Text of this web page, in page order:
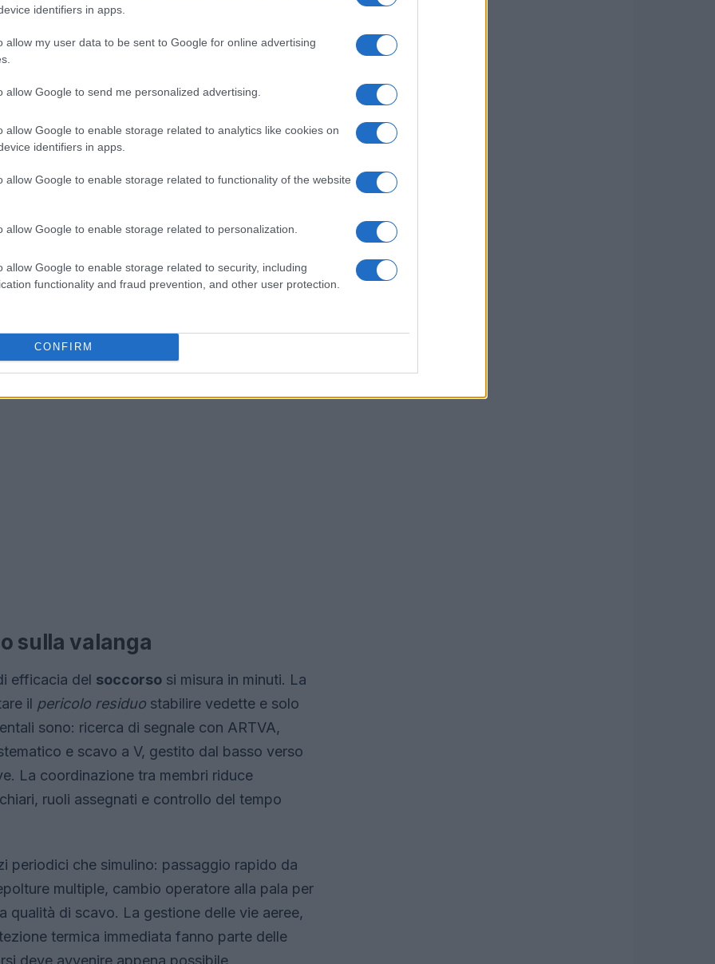
identifiers in apps.
allow my user data to be sent to Google for online advertising
allow Google to send me personalized advertising.
allow Google to enable storage related to analytics like cookies on
identifiers in apps.
allow Google to enable storage related to functionality of the website
allow Google to enable storage related to personalization.
allow Google to enable storage related to security, including
functionality and fraud prevention, and other user protection.
CONFIRM
la progressione, con batterie efficienti e
La sonda, di lunghezza adeguata, facilita
lama rigida riduce i tempi di scavo. È utile
e kit di primo soccorso, ricordando che
La cura dell’attrezzatura, la sostituzione
sono abitudini non negoziabili.
elementi critici: ARTVA testato, sonda
frontale, mappe o tracce affidabili,
acqua e alimentazione. Ogni componente
La familiarità con l’uso di ciascun
anche in ambiente controllato.
sulla valanga
efficacia del soccorso si misura in minuti. La
il pericolo residuo stabilire vedette e solo
sono: ricerca di segnale con ARTVA,
e scavo a V, gestito dal basso verso
La coordinazione tra membri riduce
ruoli assegnati e controllo del tempo
periodici che simulino: passaggio rapido da
multiple, cambio operatore alla pala per
qualità di scavo. La gestione delle vie aeree,
termica immediata fanno parte delle
deve avvenire appena possibile,